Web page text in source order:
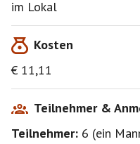
im Lokal
Kosten
€ 11,11
Teilnehmer &
Teilnehmer: 6 (ein